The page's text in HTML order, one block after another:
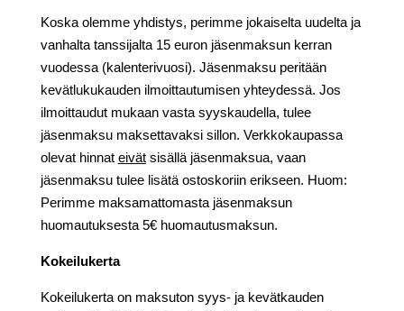
Koska olemme yhdistys, perimme jokaiselta uudelta ja
vanhalta tanssijalta 15 euron jäsenmaksun kerran
vuodessa (kalenterivuosi). Jäsenmaksu peritään
kevätlukukauden ilmoittautumisen yhteydessä. Jos
ilmoittaudut mukaan vasta syyskaudella, tulee
jäsenmaksu maksettavaksi sillon. Verkkokaupassa
olevat hinnat eivätsisällä jäsenmaksua, vaan
jäsenmaksu tulee lisätä ostoskoriin erikseen. Huom:
Perimme maksamattomasta jäsenmaksun
huomautuksesta 5€ huomautusmaksun.
Kokeilukerta
Kokeilukerta on maksuton syys- ja kevätkauden